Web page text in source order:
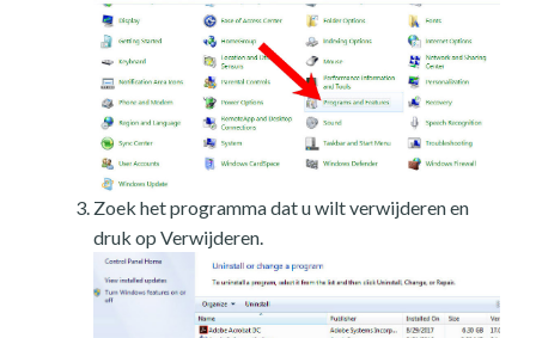
Zoek het programma dat u wilt verwijderen en
druk op Verwijderen.